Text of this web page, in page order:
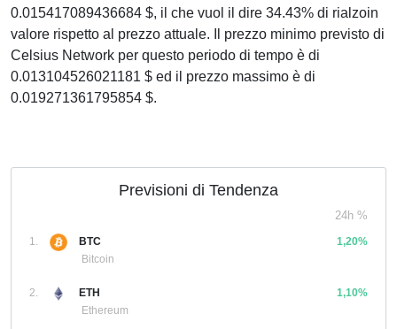
0.015417089436684 $, il che vuol il dire 34.43% di rialzoin
valore rispetto al prezzo attuale. Il prezzo minimo previsto di
Celsius Network per questo periodo di tempo è di
0.013104526021181 $ ed il prezzo massimo è di
0.019271361795854 $.
Previsioni di Tendenza
24h %
1.
BTC
Bitcoin
1,20%
2.
ETH
Ethereum
1,10%